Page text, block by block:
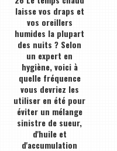
laisse vos draps et
vos oreillers
humides la plupart
des nuits ? Selon
un expert en
hygiène, voici à
quelle fréquence
vous devriez les
utiliser en été pour
éviter un mélange
sinistre de sueur,
d'huile et
d'accumulation